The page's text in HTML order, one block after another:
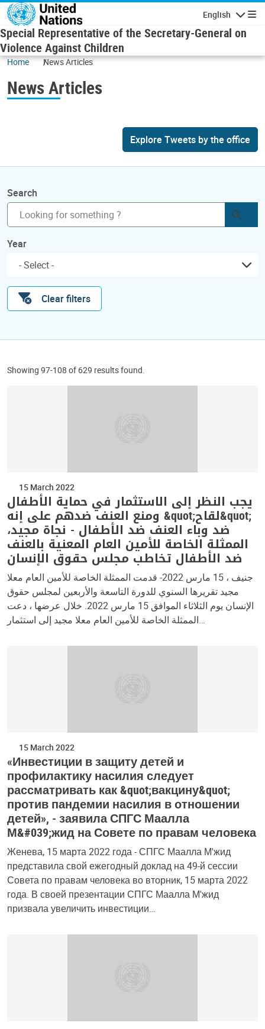
Skip to main content
English
Special Representative of the Secretary-General on
Violence Against Children
Home News Articles
News Articles
Explore Tweets by the office
Search
Year
Clear filters
Showing 97-108 of 629 results found.
15 March 2022
يجب النظر إلى الاستثمار في حماية الأطفال
ومنع العنف ضدهم على إنه &quot;لقاح&quot;
ضد وباء العنف ضد الأطفال - نجاة مجيد،
الممثلة الخاصة للأمين العام المعنية بالعنف
ضد الأطفال تخاطب مجلس حقوق الإنسان
جنيف ، 15 مارس 2022- قدمت الممثلة الخاصة للأمين العام معلا
مجيد تقريرها السنوي للدورة التاسعة والأربعين لمجلس حقوق
الإنسان يوم الثلاثاء الموافق 15 مارس 2022. خلال عرضها ، دعت
الممثلة الخاصة للأمين العام معلا مجيد إلى استثمار…
15 March 2022
«Инвестиции в защиту детей и
профилактику насилия следует
рассматривать как &quot;вакцину&quot;
против пандемии насилия в отношении
детей», - заявила СПГС Маалла
М&#039;жид на Совете по правам человека
Женева, 15 марта 2022 года - СПГС Маалла М'жид
представила свой ежегодный доклад на 49-й сессии
Совета по правам человека во вторник, 15 марта 2022
года. В своей презентации СПГС Маалла М'жид
призвала увеличить инвестиции…